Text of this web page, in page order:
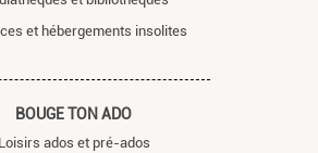
et hébergements insolites
BOUGE TON ADO
Loisirs ados et pré-ados